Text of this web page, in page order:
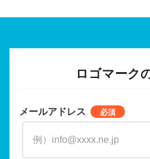
ロゴマーク
メールアドレス